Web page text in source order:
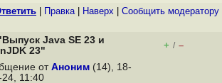
Правка| Наверх Cообщить модератору
Java SE 23 и
23"
+ / –
от Аноним (14), 18-
11:40